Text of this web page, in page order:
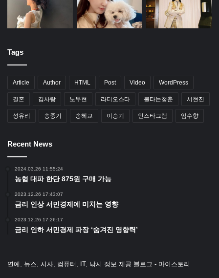
Tags
Article Author HTML Post Video WordPress
결혼 김사랑 노무현 라디오스타 불타는청춘 서현진
성유리 송중기 송혜교 이승기 인스타그램 임수향
Recent News
2024.03.26 11:55:24
농협 대파 한단 875원 구매 가능
2023.12.26 17:43:07
금리 인상 서민경제에 미치는 영향
2023.12.26 17:26:17
금리 인하 서민경제 파장 ‘숨겨진 영향력’
연예, 뉴스, 시사, 컴퓨터, IT, 낚시 정보 제공 블로그 - 마이스토리